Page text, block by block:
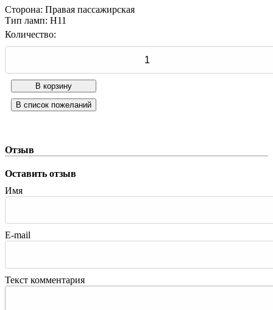
Сторона: Правая пассажирская
Тип ламп: H11
Количество:
Отзыв
Оставить отзыв
Имя
E-mail
Текст комментария